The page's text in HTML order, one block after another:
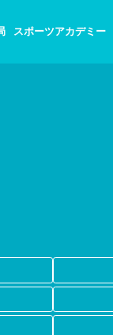
スポーツアカデミー